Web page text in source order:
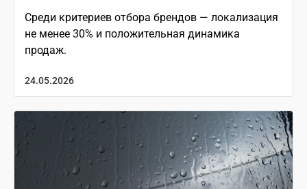
Среди критериев отбора брендов — локализация
не менее 30% и положительная динамика
продаж.
24.05.2026